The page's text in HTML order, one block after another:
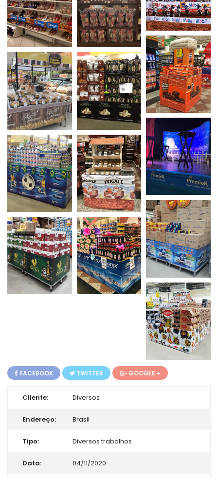
FACEBOOK TWITTER GOOGLE +
Cliente: Diversos
Endereço: Brasil
Tipo: Diversos trabalhos
Data: 04/11/2020